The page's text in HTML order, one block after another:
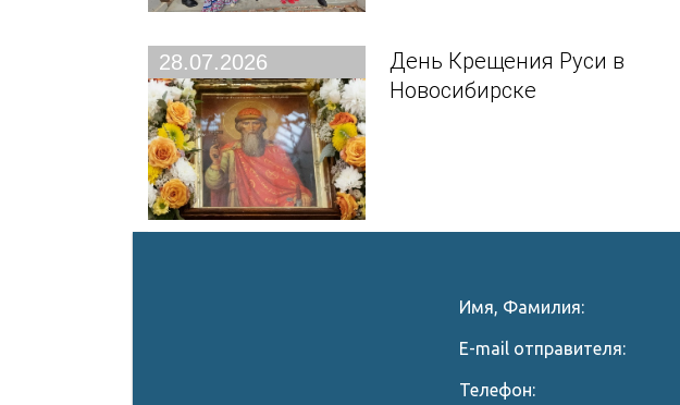
28.07.2026
День Крещения Руси в
Новосибирске
Имя, Фамилия:
E-mail отправителя:
Телефон: